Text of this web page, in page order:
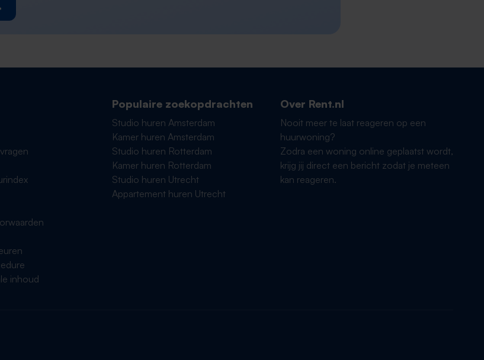
inhoud
Populaire zoekopdrachten
Studio huren Amsterdam
Kamer huren Amsterdam
Studio huren Rotterdam
Kamer huren Rotterdam
Studio huren Utrecht
Appartement huren Utrecht
Over Rent.nl
Nooit meer te laat reageren op een
huurwoning?
Zodra een woning online geplaatst wordt,
krijg jij direct een bericht zodat je meteen
kan reageren.